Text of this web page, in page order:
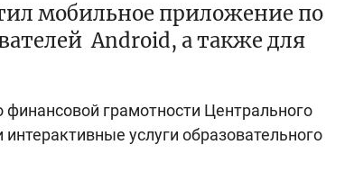
мобильное приложение по
Android, а также для
грамотности Центрального
услуги образовательного